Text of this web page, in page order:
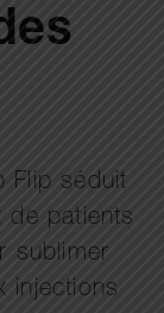
Flip séduit
de patients
sublimer
injections